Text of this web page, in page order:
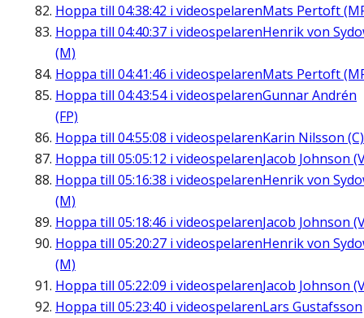
Hoppa till 04:38:42 i videospelarenMats Pertoft
Hoppa till 04:40:37 i videospelarenHenrik von
(M)
Hoppa till 04:41:46 i videospelarenMats Pertoft
Hoppa till 04:43:54i videospelarenGunnar Andrén
(FP)
Hoppa till 04:55:08 i videospelarenKarin Nilsson (C)
Hoppa till 05:05:12 i videospelarenJacob Johnson
Hoppa till 05:16:38 i videospelarenHenrik von
(M)
Hoppa till 05:18:46 i videospelarenJacob Johnson
Hoppa till 05:20:27 i videospelarenHenrik von
(M)
Hoppa till 05:22:09 i videospelarenJacob Johnson
Hoppa till 05:23:40 i videospelarenLars Gustafsson